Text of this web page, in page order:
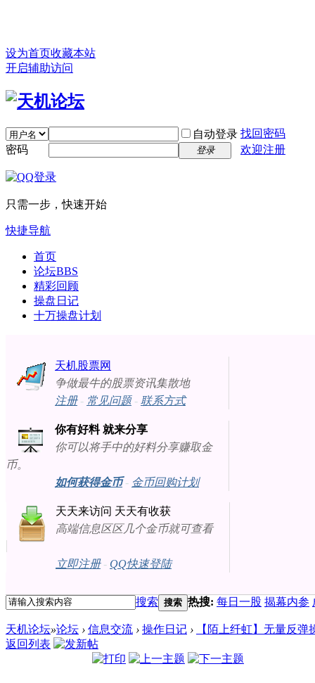
设为首页收藏本站
开启辅助访问
自动登录 找回密码
密码
登录 欢迎注册
只需一步，快速开始
快捷导航
首页
论坛BBS
精彩回顾
操盘日记
十万操盘计划
天机股票网
争做最牛的股票资讯集散地
注册- 常见问题- 联系方式
你有好料 就来分享
你可以将手中的好料分享赚取金
币。
如何获得金币- 金币回购计划
天天来访问 天天有收获
高端信息区区几个金币就可查看
立即注册- QQ快速登陆
搜索 搜索 热搜: 每日一股 揭幕内参
天机论坛»论坛 › 信息交流 › 操作日记 ›
【陌上纤虹】无量反弹
返回列表